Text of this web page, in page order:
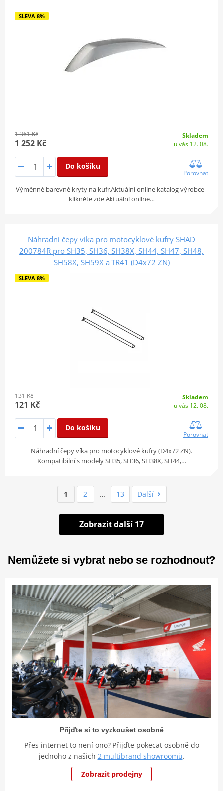
SLEVA 8%
1 361 Kč
1 252 Kč
Skladem
u vás 12. 08.
Do košíku
Porovnat
Výměnné barevné kryty na kufr.Aktuální online katalog výrobce -
klikněte zde Aktuální online…
Náhradní čepy víka pro motocyklové kufry SHAD
200784R pro SH35, SH36, SH38X, SH44, SH47, SH48,
SH58X, SH59X a TR41 (D4x72 ZN)
SLEVA 8%
131 Kč
121 Kč
Skladem
u vás 12. 08.
Do košíku
Porovnat
Náhradní čepy víka pro motocyklové kufry (D4x72 ZN).
Kompatibilní s modely SH35, SH36, SH38X, SH44,…
1 2 … 13 Další
Zobrazit další 17
Nemůžete si vybrat nebo se rozhodnout?
Přijďte si to vyzkoušet osobně
Přes internet to není ono? Přijďte pokecat osobně do
jednoho z našich 2 multibrand showroomů.
Zobrazit prodejny